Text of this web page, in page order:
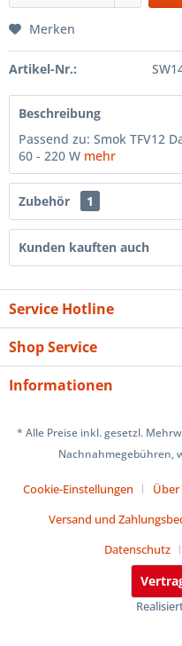
Merken
Artikel-Nr.:
Beschreibung
Passend zu: Smok TFV12
60 - 220 W mehr
Zubehör 1
Kunden kauften auch
Service Hotline
Shop Service
Informationen
* Alle Preise inkl. gesetzl.
Nachnahmegebühren,
Cookie-Einstellungen Über
Versand und
Datenschutz